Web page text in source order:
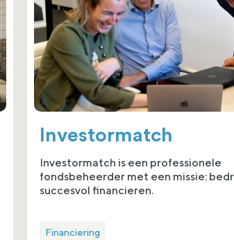
Investormatch
Investormatch is een professionele
fondsbeheerder met een missie:
succesvol financieren.
Financiering